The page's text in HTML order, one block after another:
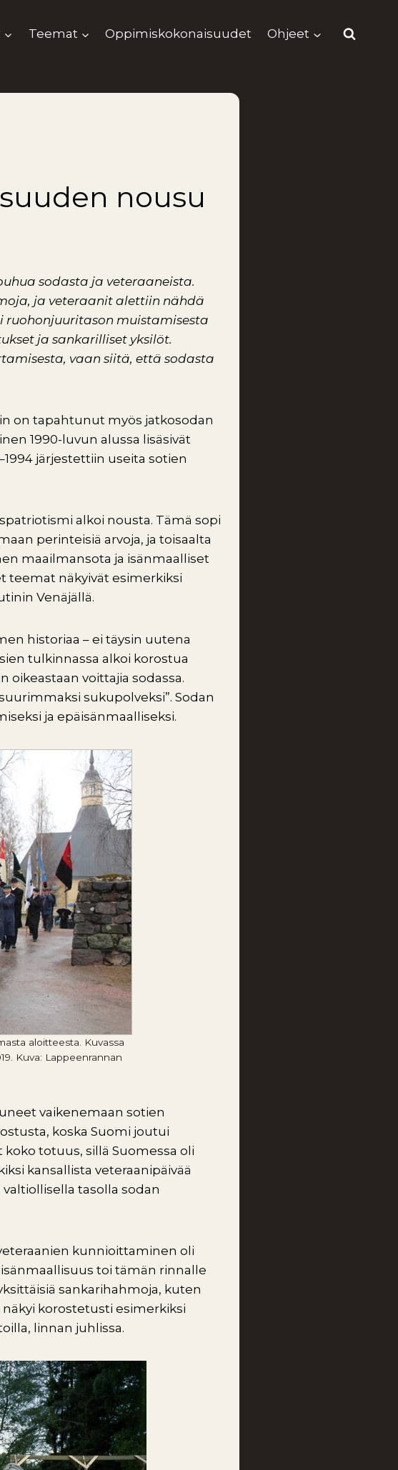
Teemat Oppimiskokonaisuudet Ohjeet
nousu
sodasta ja veteraaneista.
ja veteraanit alettiin nähdä
ruohonjuuritason muistamisesta
ja sankarilliset yksilöt.
vaan siitä, että sodasta
on tapahtunut myös jatkosodan
1990-luvun alussa lisäsivät
järjestettiin useita sotien
alkoi nousta. Tämä sopi
perinteisiä arvoja, ja toisaalta
maailmansota ja isänmaalliset
teemat näkyivät esimerkiksi
Venäjällä.
historiaa – ei täysin uutena
tulkinnassa alkoi korostua
oikeastaan voittajia sodassa.
sukupolveksi”. Sodan
ja epäisänmaalliseksi.
aloitteesta. Kuvassa
Kuva: Lappeenrannan
vaikenemaan sotien
koska Suomi joutui
totuus, sillä Suomessa oli
kansallista veteraanipäivää
tasolla sodan
kunnioittaminen oli
toi tämän rinnalle
sankarihahmoja, kuten
korostetusti esimerkiksi
linnan juhlissa.